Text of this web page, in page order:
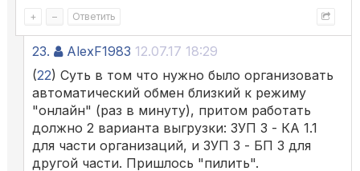
+ – Ответить
23. AlexF1983 12.07.17 18:29
(22) Суть в том что нужно было организовать
автоматический обмен близкий к режиму
"онлайн" (раз в минуту), притом работать
должно 2 варианта выгрузки: ЗУП 3 - КА 1.1
для части организаций, и ЗУП 3 - БП 3 для
другой части. Пришлось "пилить".